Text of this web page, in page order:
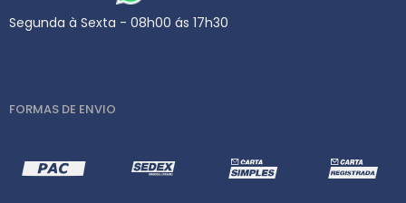
Segunda à Sexta - 08h00 ás 17h30
FORMAS DE ENVIO